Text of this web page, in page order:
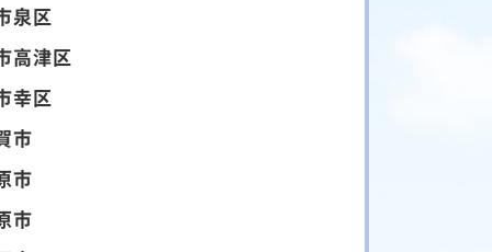
泉区
高津区
幸区
市
市
市